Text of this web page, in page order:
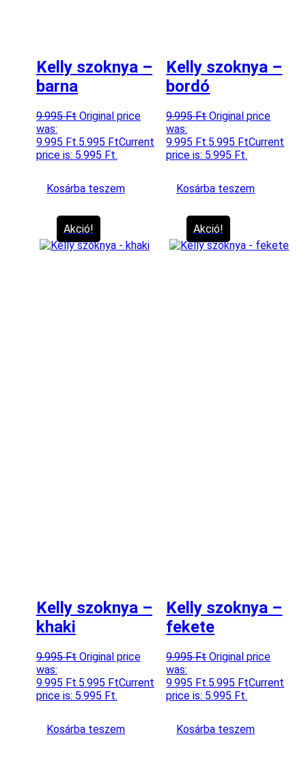
Kelly szoknya –
barna
9.995Ft Original price
was:
9.995 Ft.5.995 FtCurrent
price is: 5.995 Ft.
Kosárba teszem
Kelly szoknya –
bordó
9.995Ft Original price
was:
9.995 Ft.5.995 FtCurrent
price is: 5.995 Ft.
Kosárba teszem
Akció!
Kelly szoknya –
khaki
9.995Ft Original price
was:
9.995 Ft.5.995 FtCurrent
price is: 5.995 Ft.
Kosárba teszem
Akció!
Kelly szoknya –
fekete
9.995Ft Original price
was:
9.995 Ft.5.995 FtCurrent
price is: 5.995 Ft.
Kosárba teszem